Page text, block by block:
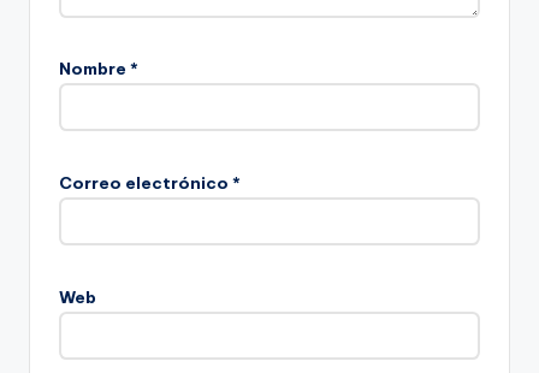
Nombre *
Correo electrónico *
Web